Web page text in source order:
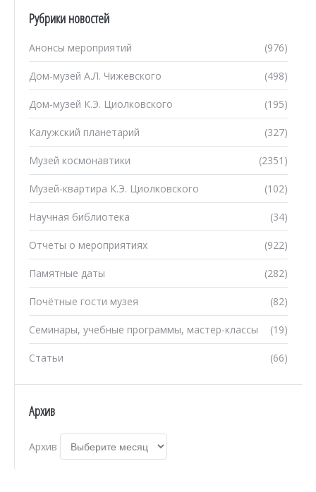
Рубрики новостей
(976)
Анонсы мероприятий
(498)
Дом-музей А.Л. Чижевского
(195)
Дом-музей К.Э. Циолковского
(327)
Калужский планетарий
(2351)
Музей космонавтики
(102)
Музей-квартира К.Э. Циолковского
(34)
Научная библиотека
(922)
Отчеты о мероприятиях
(282)
Памятные даты
(82)
Почётные гости музея
(19)
Семинары, учебные программы, мастер-классы
(66)
Статьи
Архив
Архив